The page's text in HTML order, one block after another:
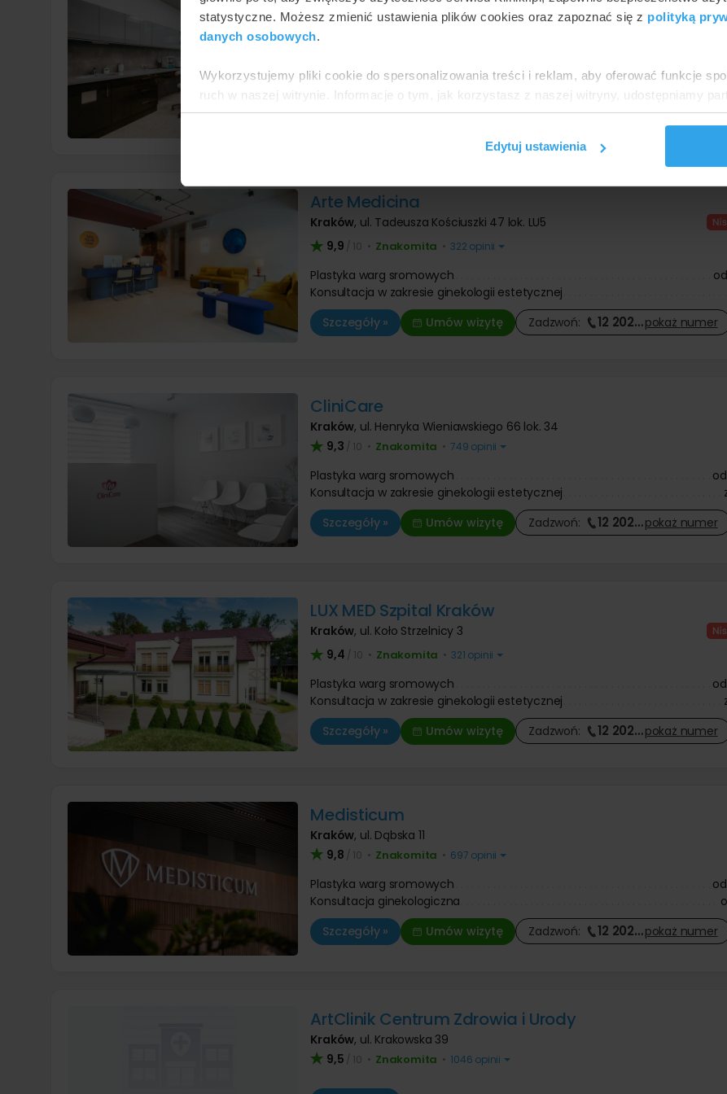
statystyczne. Możesz zmienić ustawienia plików cookies oraz zapoznać się z polityką
danych osobowych.
Wykorzystujemy pliki cookie do spersonalizowania treści i reklam, aby oferować funkcje
ruch w naszej witrynie. Informacje o tym, jak korzystasz z naszej witryny, udostępniamy
reklamowym i analitycznym. Partnerzy mogą połączyć te informacje z innymi danymi
Edytuj ustawienia
Kraków,ul. Kazimierza Wielkiego 47
Konsultacja w zakresie ginekologii estetycznej
Szczegóły »
Umów wizytę Zadzwoń: 12 202…pokażnumer
Arte Medicina
Kraków, ul. Tadeusza Kościuszki 47 lok. LU5
9,9 / 10 • Znakomita • 322 opinii
Plastyka warg sromowych od
Konsultacja w zakresie ginekologii estetycznej
Szczegóły »
Umów wizytę Zadzwoń: 12 202…pokaż numer
CliniCare
Kraków, ul. Henryka Wieniawskiego 66 lok. 34
9,3 / 10 • Znakomita • 749 opinii
Plastyka warg sromowych od
Konsultacja w zakresie ginekologii estetycznej
Szczegóły »
Umów wizytę Zadzwoń: 12 202…pokaż numer
LUX MED Szpital Kraków
Kraków, ul. Koło Strzelnicy 3
9,4 / 10 • Znakomita • 321 opinii
Plastyka warg sromowych od
Konsultacja w zakresie ginekologii estetycznej
Szczegóły »
Umów wizytę Zadzwoń: 12 202…pokaż numer
Medisticum
Kraków, ul. Dąbska 11
9,8 / 10 • Znakomita • 697 opinii
Plastyka warg sromowych od
Konsultacja ginekologiczna
Szczegóły »
Umów wizytę Zadzwoń: 12 202…pokaż numer
ArtClinik Centrum Zdrowia i Urody
Kraków, ul. Krakowska 39
9,5 / 10 • Znakomita • 1046 opinii